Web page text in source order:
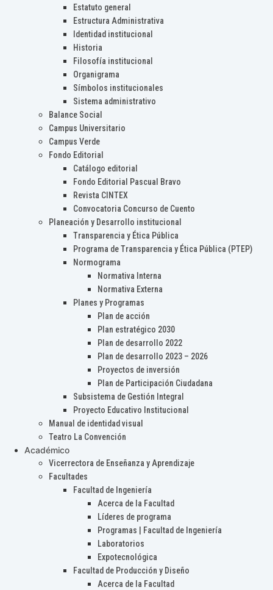
Estatuto general
Estructura Administrativa
Identidad institucional
Historia
Filosofía institucional
Organigrama
Símbolos institucionales
Sistema administrativo
Balance Social
Campus Universitario
Campus Verde
Fondo Editorial
Catálogo editorial
Fondo Editorial Pascual Bravo
Revista CINTEX
Convocatoria Concurso de Cuento
Planeación y Desarrollo institucional
Transparencia y Ética Pública
Programa de Transparencia y Ética Pública (PTEP)
Normograma
Normativa Interna
Normativa Externa
Planes y Programas
Plan de acción
Plan estratégico 2030
Plan de desarrollo 2022
Plan de desarrollo 2023 – 2026
Proyectos de inversión
Plan de Participación Ciudadana
Subsistema de Gestión Integral
Proyecto Educativo Institucional
Manual de identidad visual
Teatro La Convención
Académico
Vicerrectora de Enseñanza y Aprendizaje
Facultades
Facultad de Ingeniería
Acerca de la Facultad
Líderes de programa
Programas | Facultad de Ingeniería
Laboratorios
Expotecnológica
Facultad de Producción y Diseño
Acerca de la Facultad